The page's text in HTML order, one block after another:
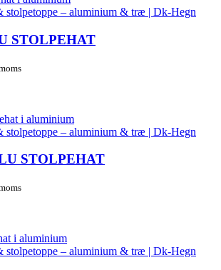
stolpetoppe – aluminium & træ | Dk-Hegn
STOLPEHAT
stolpetoppe – aluminium & træ | Dk-Hegn
STOLPEHAT
stolpetoppe – aluminium & træ | Dk-Hegn